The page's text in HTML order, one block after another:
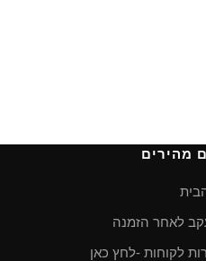
מהירים
לאחר הזמנה
לקוחות -לחץ כאן